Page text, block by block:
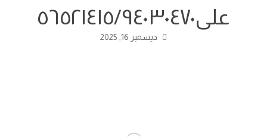
على٥٦٥٢١٤١٥/٩٤٠٣٠٤٧٠
ديسمبر 16, 2025